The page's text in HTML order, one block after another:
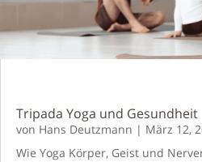
Tripada Yoga und Gesundheit
von Hans Deutzmann | März 12,
Wie Yoga Körper, Geist und